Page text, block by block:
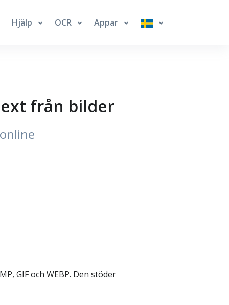
Hjälp OCR Appar
från bilder
GIF och WEBP. Den stöder